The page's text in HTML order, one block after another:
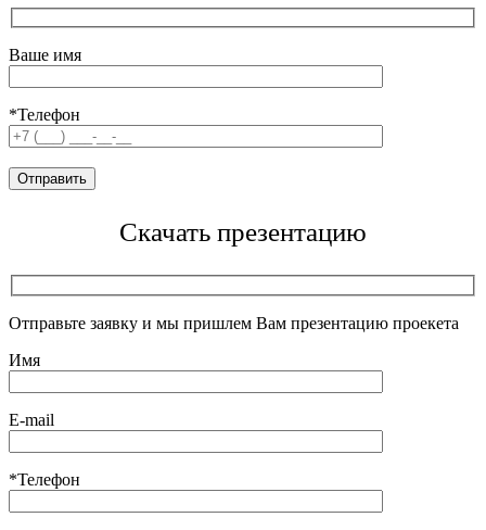
Ваше имя
*Телефон
Скачать презентацию
Отправьте заявку и мы пришлем Вам презентацию проекета
Имя
E-mail
*Телефон